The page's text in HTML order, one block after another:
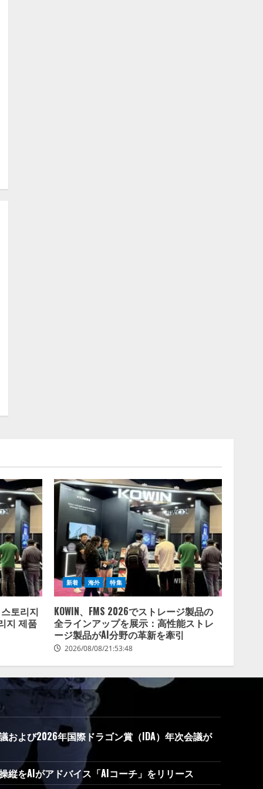
토리지
지 제품
新着 海外 特集
KOWIN、FMS 2026でストレージ製品の
全ラインアップを展示：高性能ストレ
ージ製品がAI分野の革新を牽引
2026/08/08/21:53:48
および2026年国際ドラゴン賞（IDA）年次会議が
縦をAIがアドバイス「AIコーチ」をリリース